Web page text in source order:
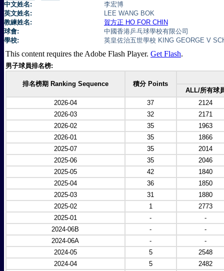
中文姓名:
李宏博
英文姓名:
LEE WANG BOK
教練姓名:
賀方正 HO FOR CHIN
球會:
中國香港乒乓球學校有限公司
學校:
英皇佐治五世學校 KING GEORGE V
This content requires the Adobe Flash Player. Get Flash.
男子球員排名榜:
排名榜期 Ranking Sequence
積分 Points
ALL/所有球
2026-04
37
2124
2026-03
32
2171
2026-02
35
1963
2026-01
35
1866
2025-07
35
2014
2025-06
35
2046
2025-05
42
1840
2025-04
36
1850
2025-03
31
1880
2025-02
1
2773
2025-01
-
-
2024-06B
-
-
2024-06A
-
-
2024-05
5
2548
2024-04
5
2482